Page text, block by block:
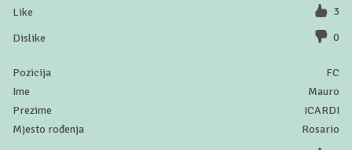
3
0
FC
Mauro
ICARDI
Rosario